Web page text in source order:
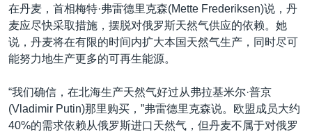
在丹麦，首相梅特·弗雷德里克森(Mette Frederiksen)说，丹
麦应尽快采取措施，摆脱对俄罗斯天然气供应的依赖。她
说，丹麦将在有限的时间内扩大本国天然气生产，同时尽可
能努力地生产更多的可再生能源。
“我们确信，在北海生产天然气好过从弗拉基米尔·普京
(Vladimir Putin)那里购买，”弗雷德里克森说。欧盟成员大约
40%的需求依赖从俄罗斯进口天然气，但丹麦不属于对俄罗